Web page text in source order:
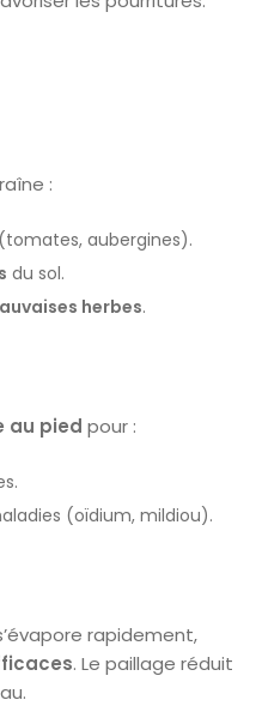
:
(tomates, aubergines).
du sol.
herbes.
au pied pour :
(oïdium, mildiou).
rapidement,
. Le paillage réduit